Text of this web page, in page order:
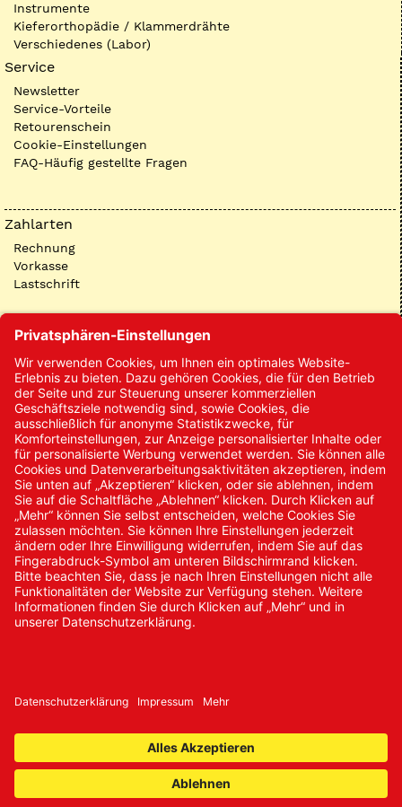
Instrumente
Kieferorthopädie / Klammerdrähte
Verschiedenes (Labor)
Service
Newsletter
Service-Vorteile
Retourenschein
Cookie-Einstellungen
FAQ-Häufig gestellte Fragen
Zahlarten
Rechnung
Vorkasse
Lastschrift
Kontakt
Kontakt/Anfrage
Neukundenanmeldung
Kennwort vergessen
Bestellungen
Sendung verfolgen
© 2024 Promed Vertriebsgesellschaft mbH | Alle Rechte
* Alle Preise zzgl. gesetzlicher Mehrwertsteuer
Impressum AGB Datenschutz Nachhaltigkeit